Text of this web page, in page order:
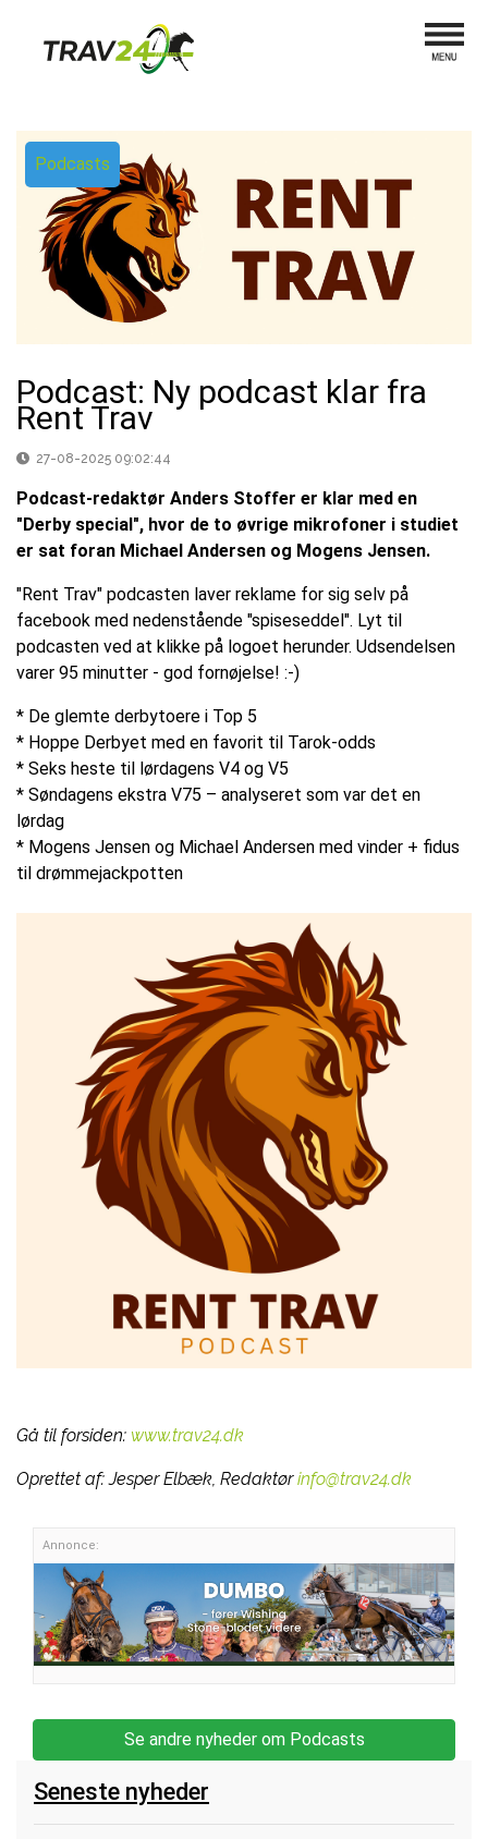
Podcasts
Podcast: Ny podcast klar fra
Rent Trav
27-08-2025 09:02:44
Podcast-redaktør Anders Stoffer er klar med en
"Derby special", hvor de to øvrige mikrofoner i studiet
er sat foran Michael Andersen og Mogens Jensen.
"Rent Trav" podcasten laver reklame for sig selv på
facebook med nedenstående "spiseseddel". Lyt til
podcasten ved at klikke på logoet herunder. Udsendelsen
varer 95 minutter - god fornøjelse! :-)
* De glemte derbytoere i Top 5
* Hoppe Derbyet med en favorit til Tarok-odds
* Seks heste til lørdagens V4 og V5
* Søndagens ekstra V75 – analyseret som var det en
lørdag
* Mogens Jensen og Michael Andersen med vinder + fidus
til drømmejackpotten
Gå til forsiden: www.trav24.dk
Oprettet af:Jesper Elbæk, Redaktør info@trav24.dk
Annonce:
Se andre nyheder om Podcasts
Seneste nyheder